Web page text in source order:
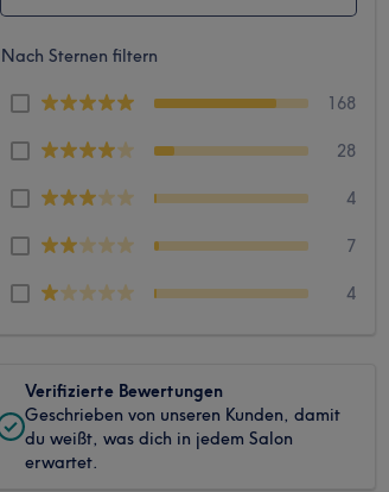
Nach Sternen filtern
168
28
4
7
4
Verifizierte Bewertungen
Geschrieben von unseren Kunden, damit
du weißt, was dich in jedem Salon
erwartet.